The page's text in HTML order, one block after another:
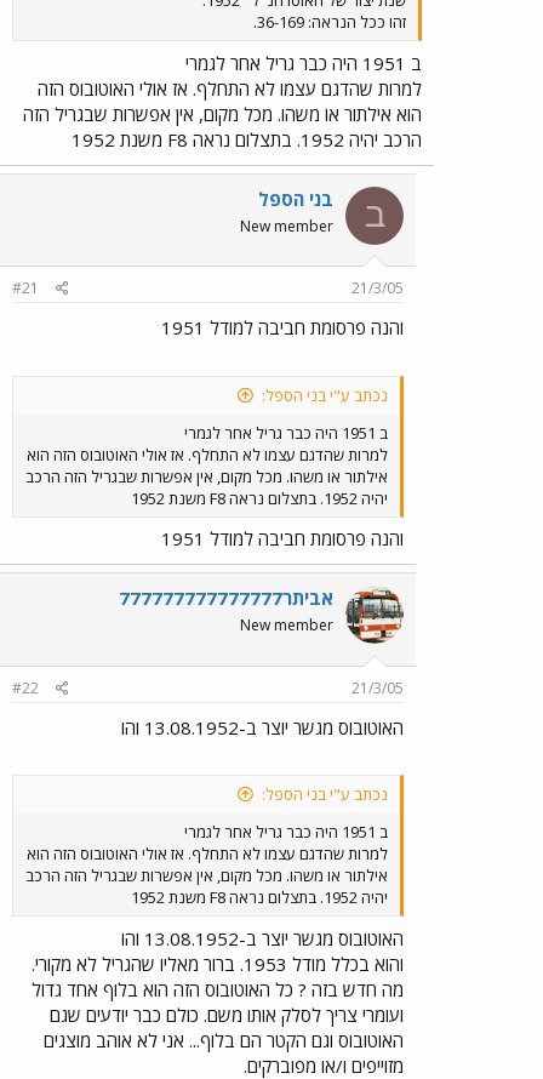
זהו ככל הנראה: 36-169.
ב 1951 היה כבר גריל אחר לגמרי
למרות שהדגם עצמו לא התחלף. אז אולי האוטובוס הזה
הוא אילתור או משהו. מכל מקום, אין אפשרות שבגריל הזה
הרכב יהיה 1952. בתצלום נראה F8 משנת 1952
ב בני הספל
New member
21/3/05
#21
והנה פרסומת חביבה למודל 1951
נכתב ע"י בני הספל:
ב 1951 היה כבר גריל אחר לגמרי
למרות שהדגם עצמו לא התחלף. אז אולי האוטובוס הזה הוא
אילתור או משהו. מכל מקום, אין אפשרות שבגריל הזה הרכב
יהיה 1952. בתצלום נראה F8 משנת 1952
והנה פרסומת חביבה למודל 1951
אביתר777777777777777
New member
21/3/05
#22
האוטובוס מגשר יוצר ב-13.08.1952 והו
נכתב ע"י בני הספל:
ב 1951 היה כבר גריל אחר לגמרי
למרות שהדגם עצמו לא התחלף. אז אולי האוטובוס הזה הוא
אילתור או משהו. מכל מקום, אין אפשרות שבגריל הזה הרכב
יהיה 1952. בתצלום נראה F8 משנת 1952
האוטובוס מגשר יוצר ב-13.08.1952 והו
והוא בכלל מודל 1953. ברור מאליו שהגריל לא מקורי.
מה חדש בזה ? כל האוטובוס הזה הוא בלוף אחד גדול
ועומרי צריך לסלק אותו משם. כולם כבר יודעים שגם
האוטובוס וגם הקטר הם בלוף... אני לא אוהב מוצגים
מזוייפים ו/או מפוברקים.